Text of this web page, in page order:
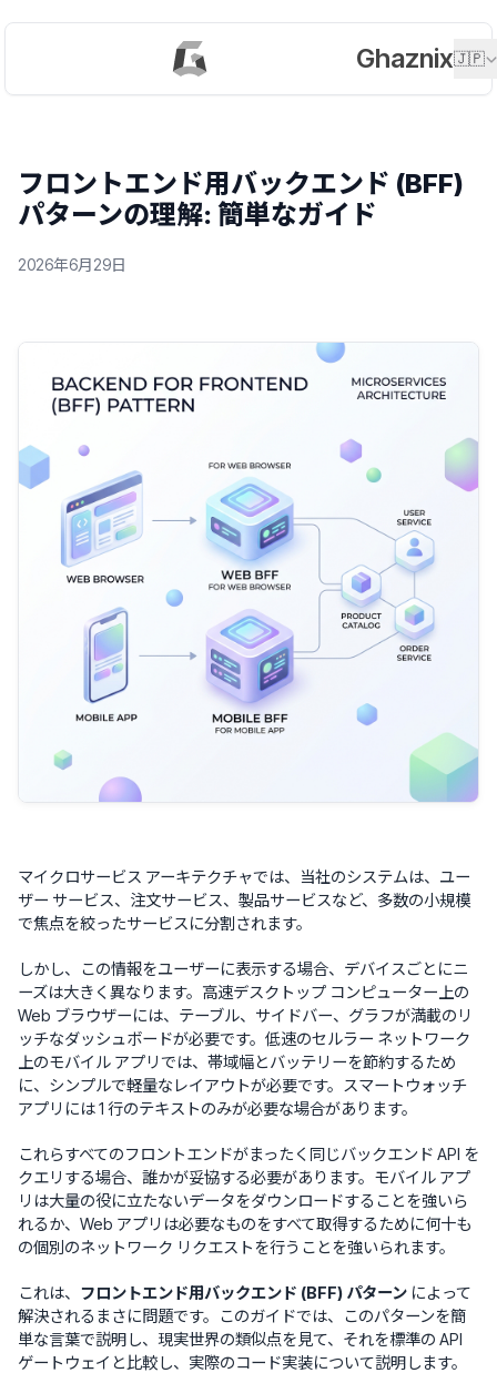
Ghaznix🇯🇵
フロントエンド用バックエンド (BFF)
パターンの理解: 簡単なガイド
2026年6月29日
マイクロサービス アーキテクチャでは、当社のシステムは、ユー
ザー サービス、注文サービス、製品サービスなど、多数の小規模
で焦点を絞ったサービスに分割されます。
しかし、この情報をユーザーに表示する場合、デバイスごとにニ
ーズは大きく異なります。高速デスクトップ コンピューター上の
Web ブラウザーには、テーブル、サイドバー、グラフが満載のリ
ッチなダッシュボードが必要です。低速のセルラー ネットワーク
上のモバイル アプリでは、帯域幅とバッテリーを節約するため
に、シンプルで軽量なレイアウトが必要です。スマートウォッチ
アプリには 1 行のテキストのみが必要な場合があります。
これらすべてのフロントエンドがまったく同じバックエンド API を
クエリする場合、誰かが妥協する必要があります。モバイル アプ
リは大量の役に立たないデータをダウンロードすることを強いら
れるか、Web アプリは必要なものをすべて取得するために何十も
の個別のネットワーク リクエストを行うことを強いられます。
これは、 フロントエンド用バックエンド (BFF) パターン によって
解決されるまさに問題です。このガイドでは、このパターンを簡
単な言葉で説明し、現実世界の類似点を見て、それを標準の API
ゲートウェイと比較し、実際のコード実装について説明します。